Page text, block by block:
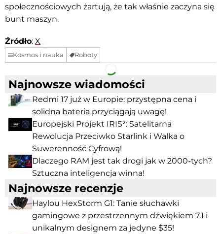
społecznościowych żartują, że tak właśnie zaczyna się
bunt maszyn.
Źródło: X
Kosmos i nauka Roboty
Facebook Telegram
Najnowsze wiadomości
Redmi 17 już w Europie: przystępna cena i
solidna bateria przyciągają uwagę!
Europejski Projekt IRIS²: Satelitarna
Rewolucja Przeciwko Starlink i Walka o
Suwerenność Cyfrową!
Dlaczego RAM jest tak drogi jak w 2000-tych?
Sztuczna inteligencja winna!
Najnowsze recenzje
Haylou HexStorm G1: Tanie słuchawki
gamingowe z przestrzennym dźwiękiem 7.1 i
unikalnym designem za jedyne $35!